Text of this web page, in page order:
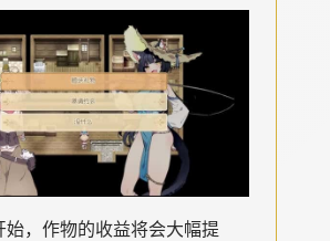
始，作物的收益将会大幅提